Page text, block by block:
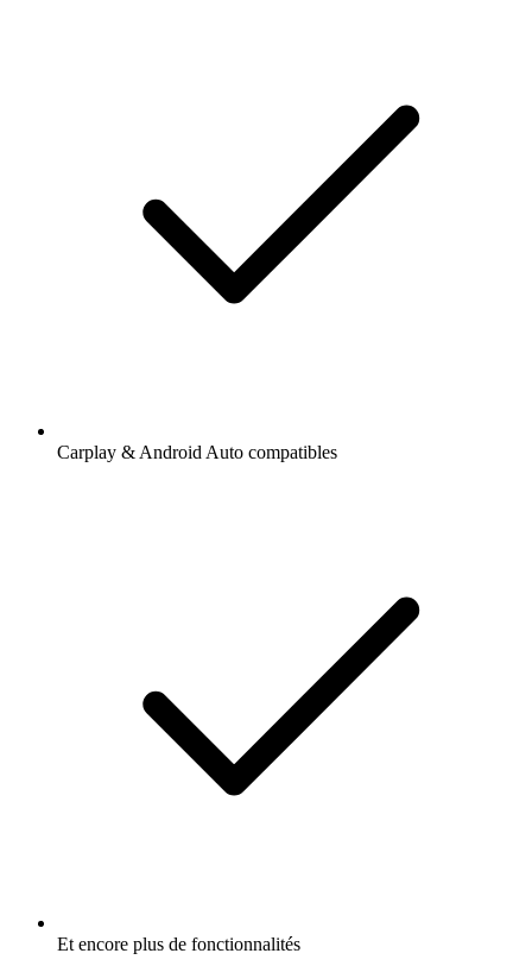
Carplay & Android Auto compatibles
Et encore plus de fonctionnalités